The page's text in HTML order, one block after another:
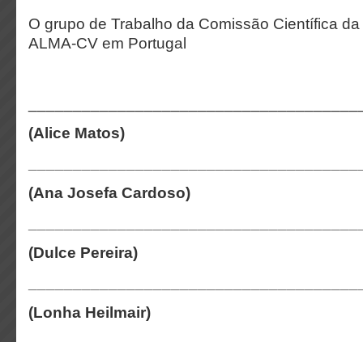
O grupo de Trabalho da Comissão Científica
ALMA-CV em Portugal
(Alice Matos)
(Ana Josefa Cardoso)
(Dulce Pereira)
(Lonha Heilmair)